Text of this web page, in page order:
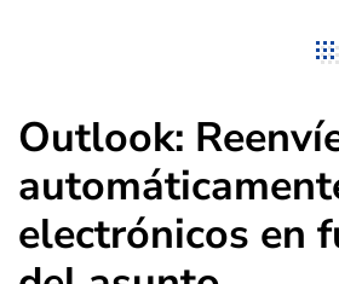
Outlook:
electrónicos en